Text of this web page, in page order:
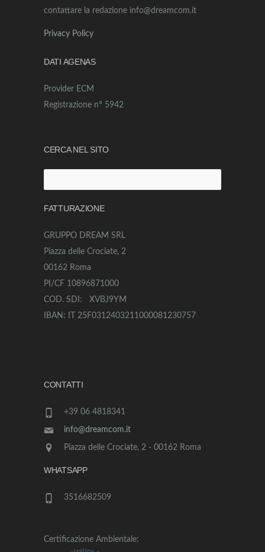
contattare la redazione info@dreamcom.it
Privacy Policy
DATI AGENAS
Provider ECM
Registrazione n° 5942
CERCA NEL SITO
per:
FATTURAZIONE
GRUPPO DREAM SRL
Piazza delle Crociate, 2
00162 Roma
PI/CF 10896871000
COD. SDI: XVBJ9YM
IBAN: IT 25F0312403211000081230757
CONTATTI
+39 06 4818341
info@dreamcom.it
Piazza delle Crociate, 2 - 00162 Roma
WHATSAPP
3516682509
Certificazione Ambientale: